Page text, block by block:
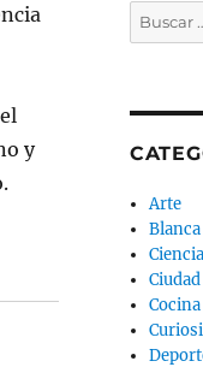
y
Buscar
por:
Arte
Blanca
Ciencia
Ciudad
Cocina